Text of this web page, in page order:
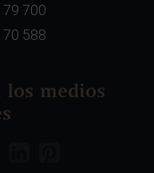
79 700
70 588
los medios